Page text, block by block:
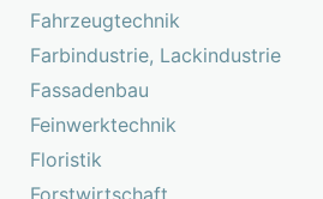
Fahrzeugtechnik
Farbindustrie, Lackindustrie
Fassadenbau
Feinwerktechnik
Floristik